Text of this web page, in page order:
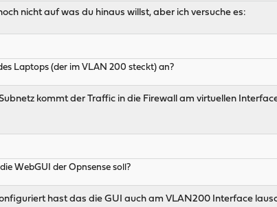
nicht auf was du hinaus willst, aber ich versuche es:
Laptops (der im VLAN 200 steckt) an?
kommt der Traffic in die Firewall am virtuellen
WebGUI der Opnsense soll?
hast das die GUI auch am VLAN200 Interface